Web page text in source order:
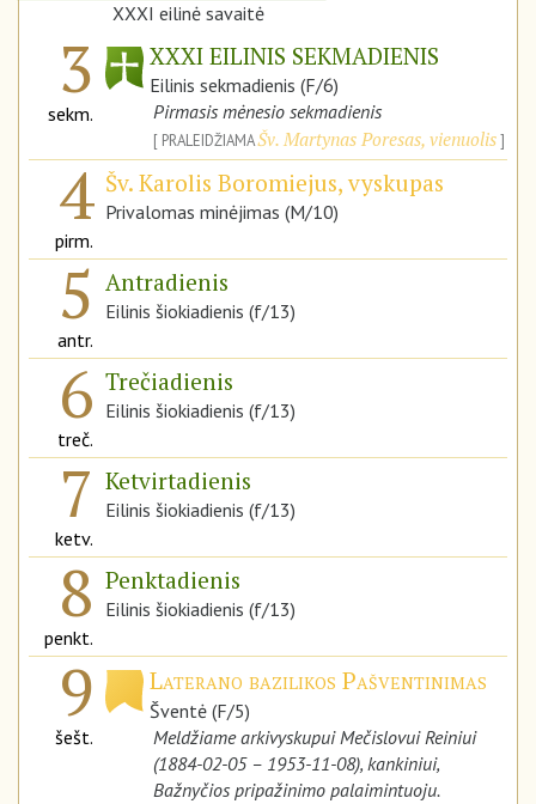
XXXI eilinė savaitė
3
sekm.
XXXI EILINIS SEKMADIENIS
Eilinis sekmadienis (F/6)
Pirmasis mėnesio sekmadienis
PRALEIDŽIAMAŠv. Martynas Poresas, vienuolis
4
pirm.
Šv. Karolis Boromiejus, vyskupas
Privalomas minėjimas (M/10)
5
antr.
Antradienis
Eilinis šiokiadienis (f/13)
6
treč.
Trečiadienis
Eilinis šiokiadienis (f/13)
7
ketv.
Ketvirtadienis
Eilinis šiokiadienis (f/13)
8
penkt.
Penktadienis
Eilinis šiokiadienis (f/13)
9
šešt.
Laterano bazilikos Pašventinimas
Šventė (F/5)
Meldžiame arkivyskupui Mečislovui Reiniui
(1884-02-05 – 1953-11-08), kankiniui,
Bažnyčios pripažinimo palaimintuoju.